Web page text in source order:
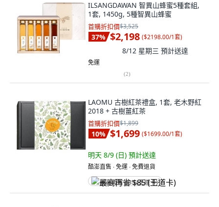
ILSANGDAWAN 智異山蜂蜜5種套組,
1套, 1450g, 5種智異山蜂蜜
首購折扣價$3,525
37% $2,198 ($2198.00/1套)
8/12 星期三 預計送達
免運
(2)
LAOMU 古樹紅茶禮盒, 1套, 老木野紅
2018 + 古樹薑紅茶
首購折扣價$1,899
10% $1,699 ($1699.00/1套)
明天 8/9 (日) 預計送達
酷澎直售 ∙ 免運 ∙ 免費退貨
最高再省 $85 (王道卡)